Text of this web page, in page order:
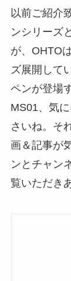
以前ご紹介
ンシリーズ
が、OHTO
ズ展開して
ペンが登場
MS01、気
さいね。そ
画＆記事が
ンとチャン
覧いただき